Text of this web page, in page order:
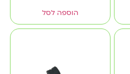
הוספה לסל